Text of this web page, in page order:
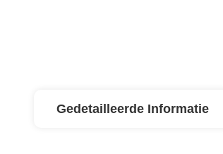
Gedetailleerde Informatie